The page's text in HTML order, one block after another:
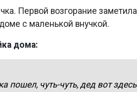
Первой возгорание
с маленькой внучкой.
дома:
пошел, чуть-чуть, дед вот